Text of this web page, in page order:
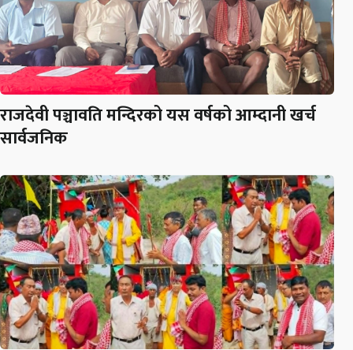
राजदेवी पञ्चावति मन्दिरको यस वर्षको आम्दानी खर्च
सार्वजनिक